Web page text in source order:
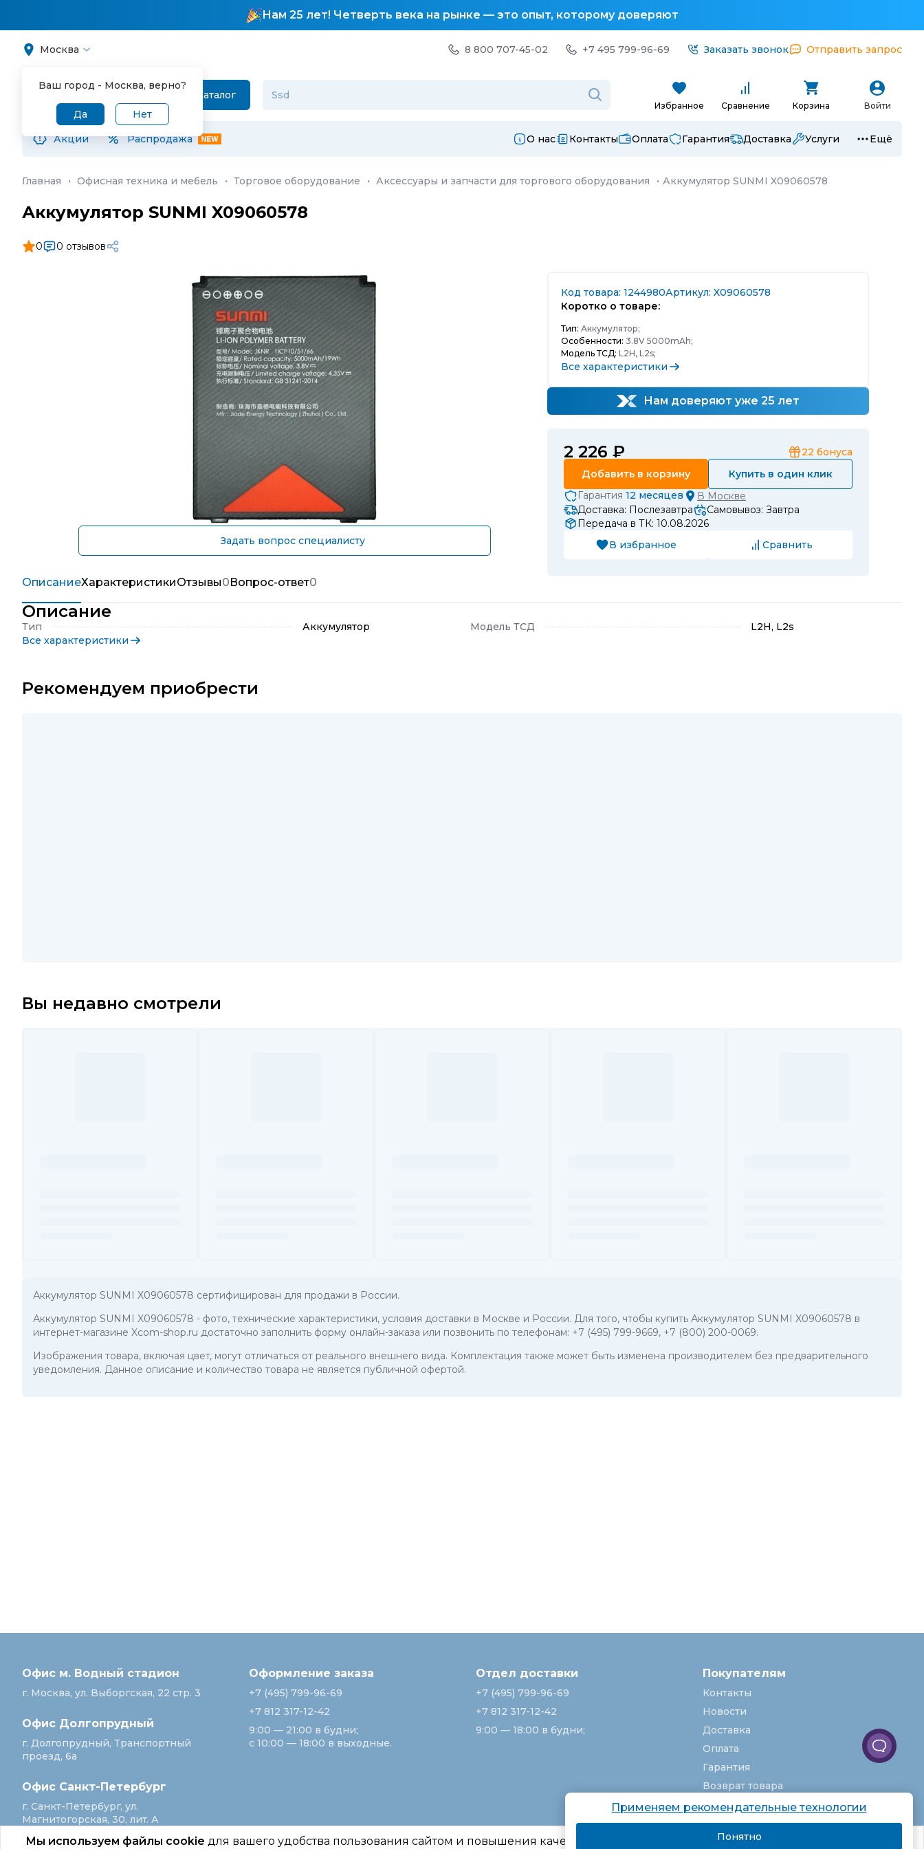
Нам 25 лет! Четверть века на рынке — это опыт, которому доверяют
Москва
Ваш город - Москва, верно?
Да Нет
8 800 707-45-02 +7 495 799-96-69 Заказать звонок Отправить запрос
Каталог
Избранное Сравнение Корзина Войти
Акции Распродажа О нас Контакты Оплата Гарантия Доставка Услуги Ещё
Мы используем файлы cookie для вашего удобства пользования сайтом и повышения качества рекомендаций.
Главная · Офисная техника и мебель · Торговое оборудование · Аксессуары и запчасти для торгового оборудования · Аккумулятор SUNMI X09060578
Аккумулятор SUNMI X09060578
0 0 отзывов
Задать вопрос специалисту
Код товара: 1244980Артикул: X09060578
Коротко о товаре:
Тип: Аккумулятор;
Особенности: 3.8V 5000mAh;
Модель ТСД: L2H, L2s;
Все характеристики
Нам доверяют уже 25 лет
2 226 ₽ 22 бонуса
Добавить в корзину
Купить в один клик
Гарантия 12 месяцев В Москве
Доставка: Послезавтра
Самовывоз: Завтра
Передача в ТК: 10.08.2026
В избранное
Сравнить
ОписаниеХарактеристикиОтзывы0Вопрос-ответ0
Описание
Тип Аккумулятор Модель ТСД
L2H, L2s
Все характеристики
Рекомендуем приобрести
Вы недавно смотрели
Аккумулятор SUNMI X09060578 сертифицирован для продажи в России.
Аккумулятор SUNMI X09060578 - фото, технические характеристики, условия доставки в Москве и России. Для того, чтобы купить Аккумулятор SUNMI X09060578 в
интернет-магазине Xcom-shop.ru достаточно заполнить форму онлайн-заказа или позвонить по телефонам: +7 (495) 799-9669, +7 (800) 200-0069.
Изображения товара, включая цвет, могут отличаться от реального внешнего вида. Комплектация также может быть изменена производителем без предварительного
уведомления. Данное описание и количество товара не является публичной офертой.
Офис м. Водный стадион
г. Москва, ул. Выборгская, 22 стр. 3
Офис Долгопрудный
г. Долгопрудный, Транспортный
проезд, 6а
Офис Санкт‑Петербург
г. Санкт‑Петербург, ул.
Магнитогорская, 30, лит. А
Оформление заказа
+7 (495) 799-96-69
+7 812 317-12-42
9:00 — 21:00 в будни;
с 10:00 — 18:00 в выходные.
Отдел доставки
+7 (495) 799-96-69
+7 812 317-12-42
9:00 — 18:00 в будни;
Покупателям
Контакты
Новости
Доставка
Оплата
Гарантия
Возврат товара
Услуги
О компании
Вакансии
Применяем рекомендательные технологии
Понятно